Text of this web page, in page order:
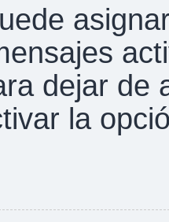
dejar de
la